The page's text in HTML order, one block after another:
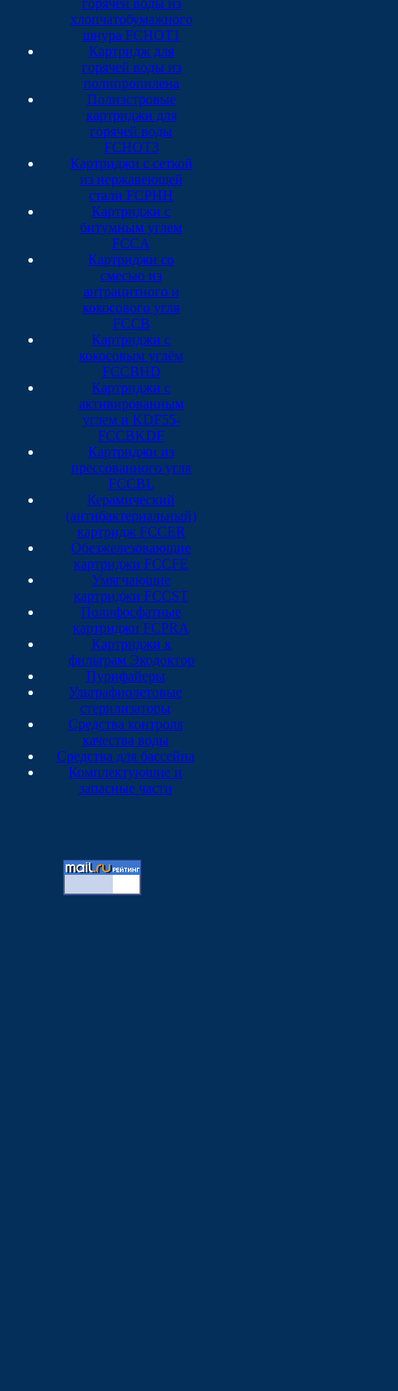
горячей воды из
хлопчатобумажного
шнура FCHOT1
Картридж для
горячей воды из
полипропилена
Полиэстровые
картриджи для
горячей воды
FCHOT3
Картриджи с сеткой
из нержавеющей
стали FCPHH
Картриджи с
битумным углем
FCCA
Картриджи со
смесью из
антрацитного и
кокосового угля
FCCB
Картриджи с
кокосовым углём
FCCBHD
Картриджи с
активированным
углем и KDF55-
FCCBKDF
Картриджи из
прессованного угля
FCCBL
Керамический
(антибактериальный)
картридж FCCER
Обезжелезовающие
картриджи FCCFE
Умягчающие
картриджи FCCST
Полифосфатные
картриджи FCPRA
Картриджи к
фильтрам Экодоктор
Пурифайеры
Ультрафиолетовые
стерилизаторы
Средства контроля
качества воды
Средства для бассейна
Комплектующие и
запасные части